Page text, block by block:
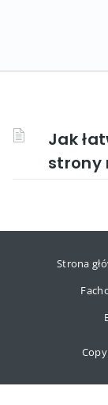
Jak
strony
Strona